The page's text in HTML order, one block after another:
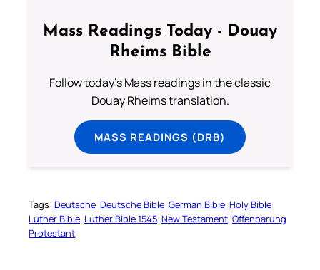
Mass Readings Today - Douay
Rheims Bible
Follow today's Mass readings in the classic
Douay Rheims translation.
MASS READINGS (DRB)
Tags: Deutsche Deutsche Bible German Bible Holy Bible
Luther Bible Luther Bible 1545 New Testament Offenbarung
Protestant